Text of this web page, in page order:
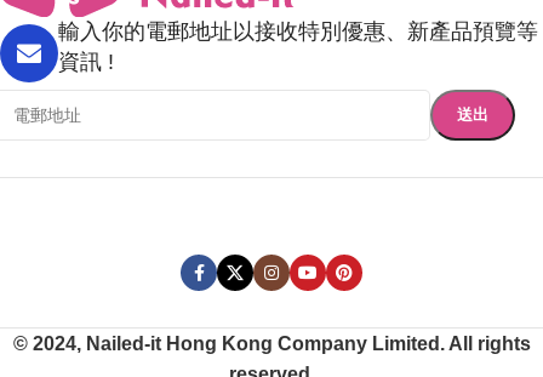
輸入你的電郵地址以接收特別優惠、新產品預覽等
資訊 !
© 2024, Nailed-it Hong Kong Company Limited. All rights